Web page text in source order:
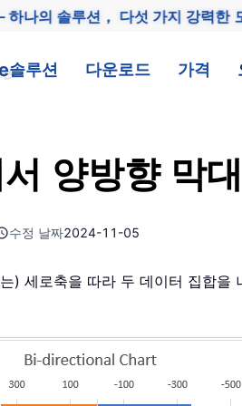
나의 솔루션， 다섯 가지 강력한
솔루션 다운로드 가격
양방향 막
수정 날짜2024-11-05
) 세로축을 따라 두 데이터 집합